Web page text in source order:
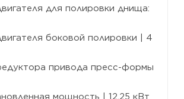
для полировки днища:
боковой полировки | 4
привода пресс-формы
мощность | 12,25 кВт